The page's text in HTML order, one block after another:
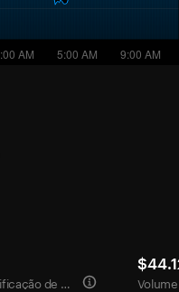
Classificação de mercado